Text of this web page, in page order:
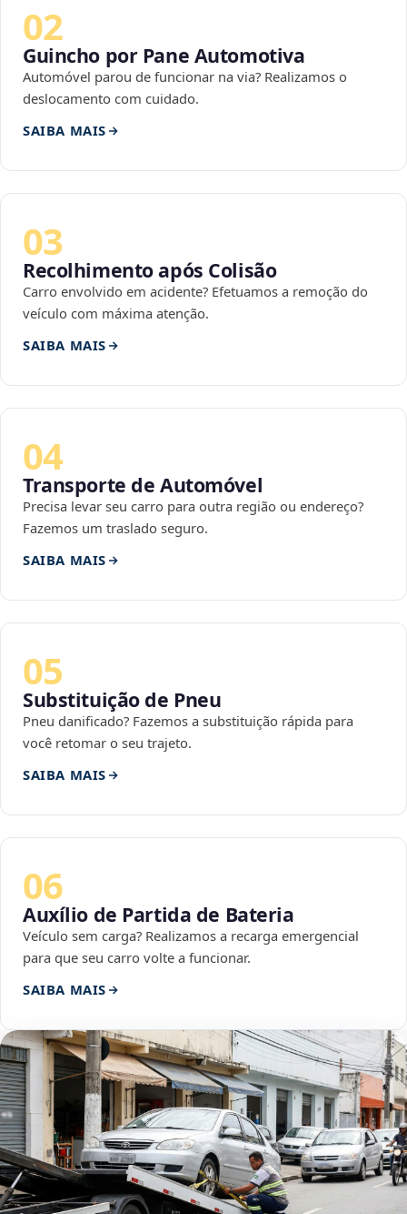
02
Guincho por Pane Automotiva
Automóvel parou de funcionar na via? Realizamos o
deslocamento com cuidado.
SAIBA MAIS
03
Recolhimento após Colisão
Carro envolvido em acidente? Efetuamos a remoção do
veículo com máxima atenção.
SAIBA MAIS
04
Transporte de Automóvel
Precisa levar seu carro para outra região ou endereço?
Fazemos um traslado seguro.
SAIBA MAIS
05
Substituição de Pneu
Pneu danificado? Fazemos a substituição rápida para
você retomar o seu trajeto.
SAIBA MAIS
06
Auxílio de Partida de Bateria
Veículo sem carga? Realizamos a recarga emergencial
para que seu carro volte a funcionar.
SAIBA MAIS